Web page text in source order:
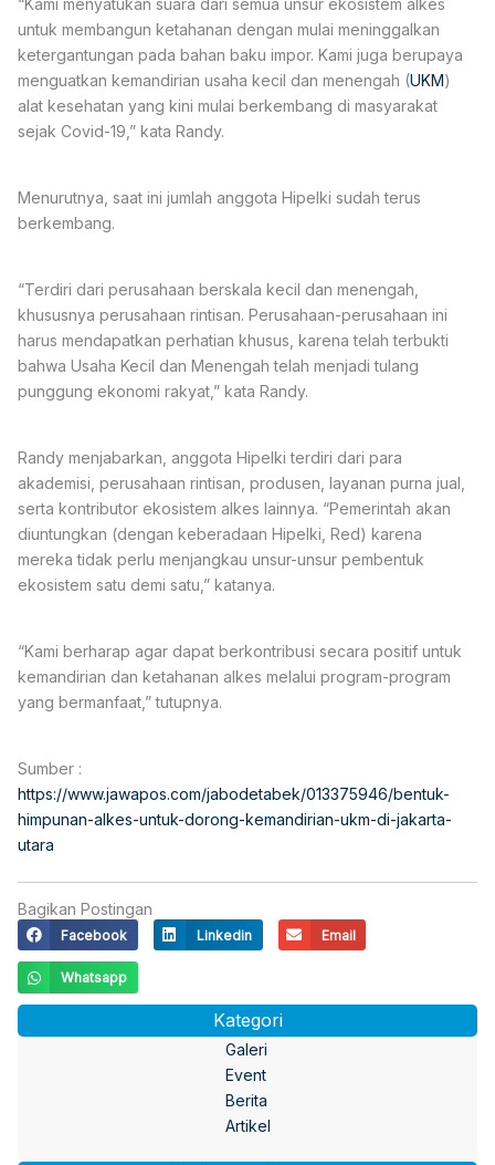
untuk membangun ketahanan dengan mulai meninggalkan
ketergantungan pada bahan baku impor. Kami juga berupaya
menguatkan kemandirian usaha kecil dan menengah (UKM)
alat kesehatan yang kini mulai berkembang di masyarakat
sejak Covid-19,” kata Randy.
Menurutnya, saat ini jumlah anggota Hipelki sudah terus
berkembang.
“Terdiri dari perusahaan berskala kecil dan menengah,
khususnya perusahaan rintisan. Perusahaan-perusahaan ini
harus mendapatkan perhatian khusus, karena telah terbukti
bahwa Usaha Kecil dan Menengah telah menjadi tulang
punggung ekonomi rakyat,” kata Randy.
Randy menjabarkan, anggota Hipelki terdiri dari para
akademisi, perusahaan rintisan, produsen, layanan purna jual,
serta kontributor ekosistem alkes lainnya. “Pemerintah akan
diuntungkan (dengan keberadaan Hipelki, Red) karena
mereka tidak perlu menjangkau unsur-unsur pembentuk
ekosistem satu demi satu,” katanya.
“Kami berharap agar dapat berkontribusi secara positif untuk
kemandirian dan ketahanan alkes melalui program-program
yang bermanfaat,” tutupnya.
Sumber :
https://www.jawapos.com/jabodetabek/013375946/bentuk-
himpunan-alkes-untuk-dorong-kemandirian-ukm-di-jakarta-
utara
Bagikan Postingan
Facebook Linkedin Email
Whatsapp
Kategori
Galeri
Event
Berita
Artikel